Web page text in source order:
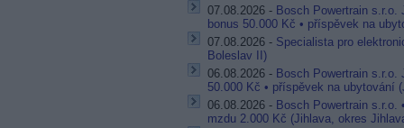
07.08.2026 - Bosch Powertrain s.r.o.
bonus 50.000 Kč • příspěvek na
07.08.2026 - Specialista pro
Boleslav II)
06.08.2026 - Bosch Powertrain s.r.o.
50.000 Kč • příspěvek na ubytování
06.08.2026 - Bosch Powertrain s.r.o.
mzdu 2.000 Kč (Jihlava, okres